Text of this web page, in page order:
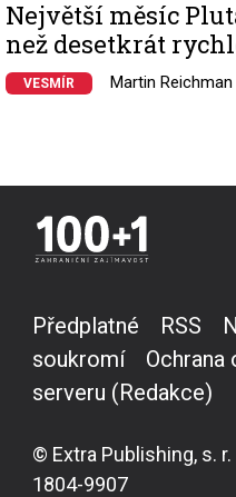
Největší měsíc
než desetkrát
VESMÍR Martin Reichman
Předplatné RSS
soukromí
Ochrana
serveru (Redakce)
© Extra Publishing, s.
1804-9907